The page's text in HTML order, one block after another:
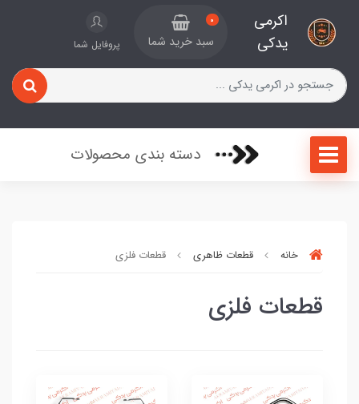
اکرمی
یدکی
0
سبد خرید شما پروفایل شما
دسته بندی محصولات
خانه قطعات ظاهری قطعات فلزی
قطعات فلزی